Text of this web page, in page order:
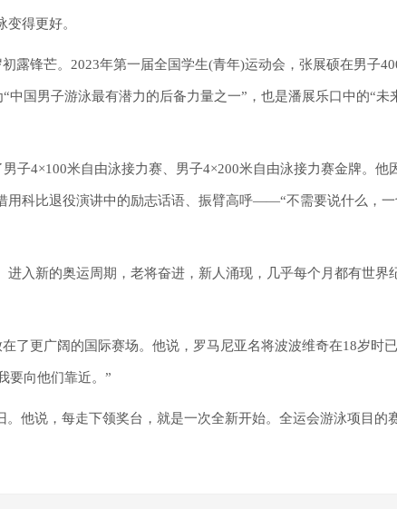
得更好。
露锋芒。2023年第一届全国学生(青年)运动会，张展硕在男子
中国男子游泳最有潜力的后备力量之一”，也是潘展乐口中的“未
子4×100米自由泳接力赛、男子4×200米自由泳接力赛金牌。他
用科比退役演讲中的励志话语、振臂高呼——“不需要说什么，
入新的奥运周期，老将奋进，新人涌现，几乎每个月都有世界
了更广阔的国际赛场。他说，罗马尼亚名将波波维奇在18岁时
要向他们靠近。”
他说，每走下领奖台，就是一次全新开始。全运会游泳项目的